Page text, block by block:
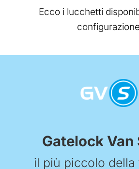
Ecco i lucchetti
configurazione
Gatelock Van
il più piccolo della